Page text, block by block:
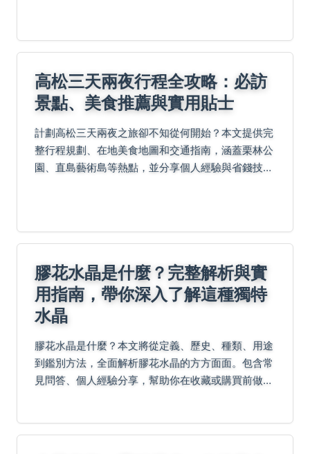
高松三天兩夜行程全攻略：必訪
景點、美食推薦與實用貼士
計劃高松三天兩夜之旅卻不知從何開始？本文提供完
整行程規劃、在地美食地圖和交通指南，涵蓋栗林公
園、直島藝術島等熱點，並分享個人經驗與省錢技
膠花水晶是什麼？完整解析與實
用指南，帶你深入了解這種獨特
水晶
膠花水晶是什麼？本文將從定義、歷史、種類、用途
到鑑別方法，全面解析膠花水晶的方方面面。包含常
見問答、個人經驗分享，幫助你在收藏或購買前做出